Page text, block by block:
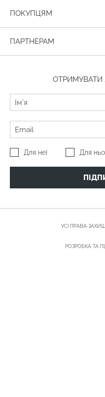
ПОКУПЦЯМ
ПАРТНЕРАМ
ОТРИМУВАТИ
Для неї Для
УСІ ПРАВА
РОЗРОБКА ТА